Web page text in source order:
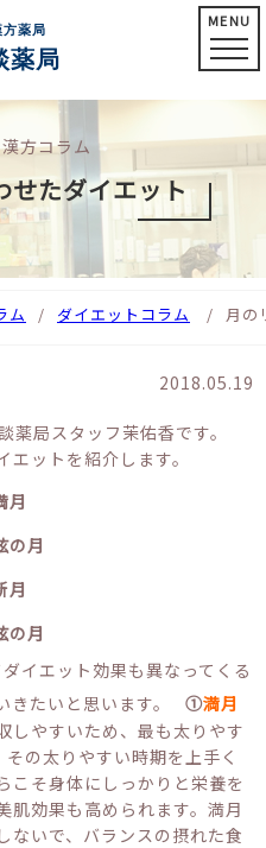
薬局
薬局
MENU
方コラム
せたダイエット
ム ダイエットコラム 月の
2018.05.19
薬局スタッフ茉佑香です。
エットを紹介します。
月
月
月
月
イエット効果も異なってくる
きたいと思います。 ①満月
しやすいため、最も太りやす
の太りやすい時期を上手く
こそ身体にしっかりと栄養を
肌効果も高められます。満月
ないで、バランスの摂れた食